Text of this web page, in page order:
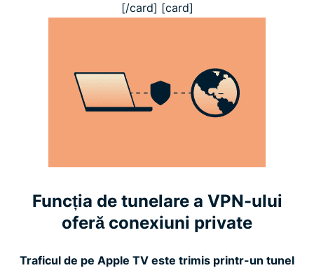
[/card] [card]
Funcția de tunelare a VPN-ului
oferă conexiuni private
Traficul de pe Apple TV este trimis printr-un tunel